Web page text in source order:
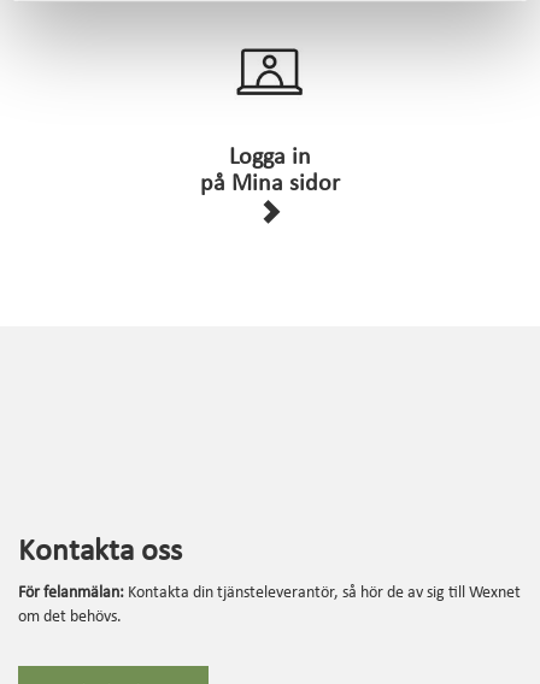
Logga in
på Mina sidor
Kontakta oss
För felanmälan: Kontakta din tjänsteleverantör, så hör de av sig till Wexnet
om det behövs.